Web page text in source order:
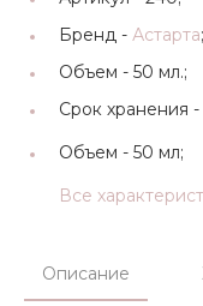
Бренд - Астарта;
Объем - 50 мл.;
Срок хранения -
Объем - 50 мл;
Все
Описание